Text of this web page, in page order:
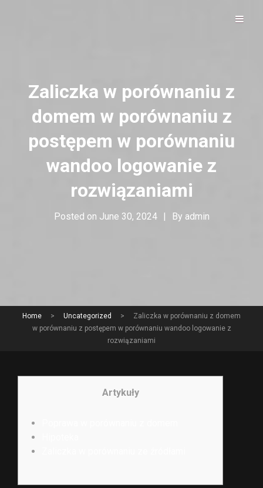
Zaliczka w porównaniu z
domem w porównaniu z
postępem w porównaniu
wandoo logowanie z
rozwiązaniami
Posted on June 30, 2024 | By admin
Home > Uncategorized >
Zaliczka w porównaniu z domem
w porównaniu z postępem w porównaniu wandoo logowanie z
rozwiązaniami
Artykuły